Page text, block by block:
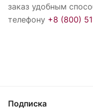
заказ удобным
телефону +8 (800)
Подписка